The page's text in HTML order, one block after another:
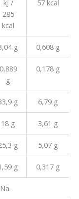
kJ /
285
kcal
57 kcal
g 0,608 g
0,889
g
0,178 g
g 6,79 g
18 g 3,61 g
g 5,07 g
g 0,317 g